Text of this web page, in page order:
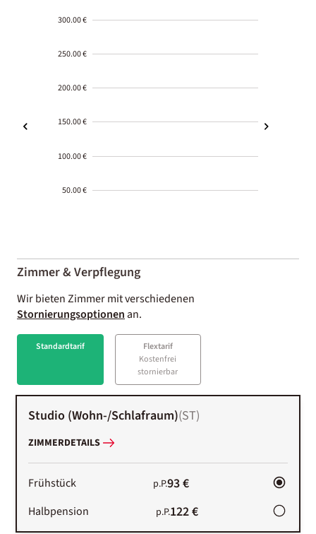
300.00 €
250.00 €
200.00 €
150.00 €
100.00 €
50.00 €
01-02
Zimmer & Verpflegung
Wir bieten Zimmer mit verschiedenen
Stornierungsoptionenan.
Standardtarif
Flextarif
Kostenfrei
stornierbar
Studio (Wohn-/Schlafraum)(ST)
ZIMMERDETAILS
Frühstück p.P.93 €
Halbpension p.P.122 €